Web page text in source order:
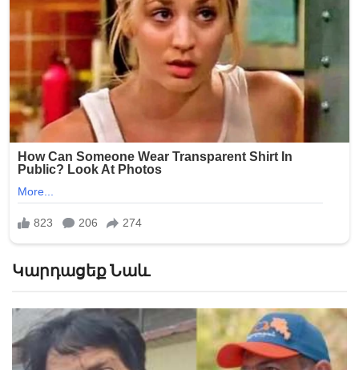
Կարդացեք Նաև
«Հիշեցի՞ք մեզ, ձեր սանիկներն ենք». աղջիկները՝
Նիկոլ Փաշինյանին